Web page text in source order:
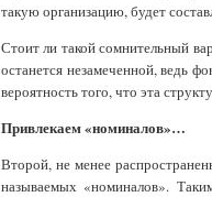
такую организацию, будет
Стоит ли такой сомнительный
останется незамеченной, ведь
вероятность того, что эта
Привлекаем «номиналов»…
Второй, не менее
называемых «номиналов».